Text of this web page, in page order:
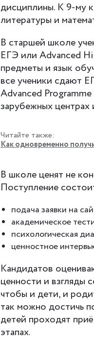
дисциплины. К 9-му
литературы и
В старшей школе
ЕГЭ или Advanced
предметы и язык
все ученики сдают
Advanced
зарубежных
Читайте также:
Как одновременно
В школе ценят не
Поступление
подача заявки на
академическое
психологическая
ценностное
Кандидатов
ценности и взгляды
чтобы и дети, и
так можно достичь
детей проходят
этапах.